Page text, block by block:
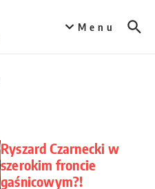
Menu
Ryszard Czarnecki w
szerokim froncie
gaśnicowym?!